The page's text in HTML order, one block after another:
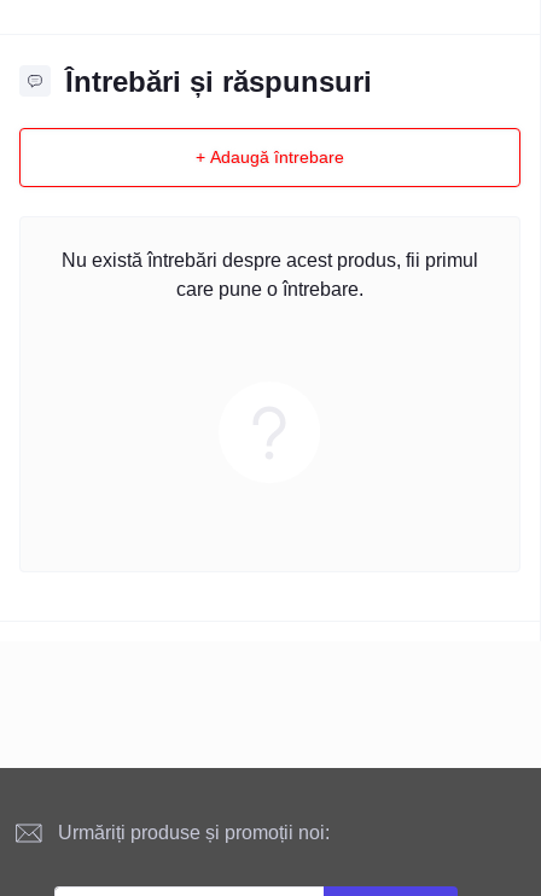
Întrebări și răspunsuri
+ Adaugă întrebare
Nu există întrebări despre acest produs, fii primul
care pune o întrebare.
Urmăriți produse și promoții noi: